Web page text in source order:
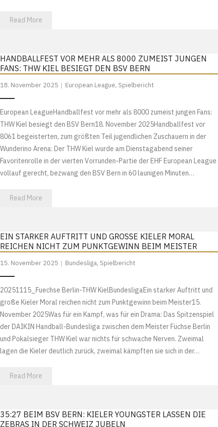
Read More
HANDBALLFEST VOR MEHR ALS 8000 ZUMEIST JUNGEN
FANS: THW KIEL BESIEGT DEN BSV BERN
18. November 2025 European League, Spielbericht
European LeagueHandballfest vor mehr als 8000 zumeist jungen Fans:
THW Kiel besiegt den BSV Bern18. November 2025Handballfest vor
8061 begeisterten, zum größten Teil jugendlichen Zuschauern in der
Wunderino Arena: Der THW Kiel wurde am Dienstagabend seiner
Favoritenrolle in der vierten Vorrunden-Partie der EHF European League
vollauf gerecht, bezwang den BSV Bern in 60 launigen Minuten…
Read More
EIN STARKER AUFTRITT UND GROSSE KIELER MORAL R
EICHEN NICHT ZUM PUNKTGEWINN BEIM MEISTER
15. November 2025 Bundesliga, Spielbericht
20251115_Fuechse Berlin-THW KielBundesligaEin starker Auftritt und
große Kieler Moral reichen nicht zum Punktgewinn beim Meister15.
November 2025Was für ein Kampf, was für ein Drama: Das Spitzenspiel
der DAIKIN Handball-Bundesliga zwischen dem Meister Füchse Berlin
und Pokalsieger THW Kiel war nichts für schwache Nerven. Zweimal
lagen die Kieler deutlich zurück, zweimal kämpften sie sich in der…
Read More
35:27 BEIM BSV BERN: KIELER YOUNGSTER LASSEN DIE
ZEBRAS IN DER SCHWEIZ JUBELN